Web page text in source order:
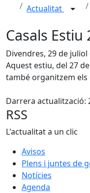
Actualitat
Casals Estiu
Divendres, 29 de juliol
Aquest estiu, del 27
també organitzem els
Darrera actualització:
RSS
L'actualitat a un clic
Avisos
Plens i juntes de
Notícies
Agenda